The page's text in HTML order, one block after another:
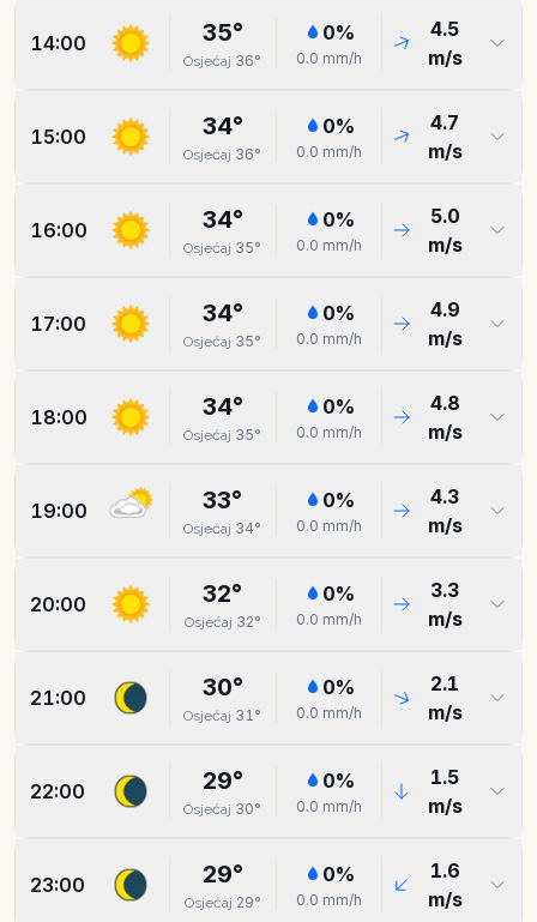
14:00 35°
Osjećaj 36°
0%
0.0 mm/h
4.5
m/s
15:00 34°
Osjećaj 36°
0%
0.0 mm/h
4.7
m/s
16:00 34°
Osjećaj 35°
0%
0.0 mm/h
5.0
m/s
17:00 34°
Osjećaj 35°
0%
0.0 mm/h
4.9
m/s
18:00 34°
Osjećaj 35°
0%
0.0 mm/h
4.8
m/s
19:00 33°
Osjećaj 34°
0%
0.0 mm/h
4.3
m/s
20:00 32°
Osjećaj 32°
0%
0.0 mm/h
3.3
m/s
21:00 30°
Osjećaj 31°
0%
0.0 mm/h
2.1
m/s
22:00 29°
Osjećaj 30°
0%
0.0 mm/h
1.5
m/s
23:00 29°
Osjećaj 29°
0%
0.0 mm/h
1.6
m/s